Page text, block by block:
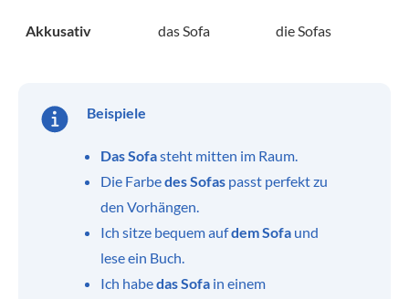
Akkusativ das Sofa die Sofas
Beispiele
Das Sofasteht mitten im Raum.
Die Farbedes Sofas passt perfekt zu
den Vorhängen.
Ich sitze bequem aufdem Sofa und
lese ein Buch.
Ich habedas Sofa in einem